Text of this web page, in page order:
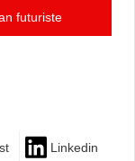
futuriste
Linkedin